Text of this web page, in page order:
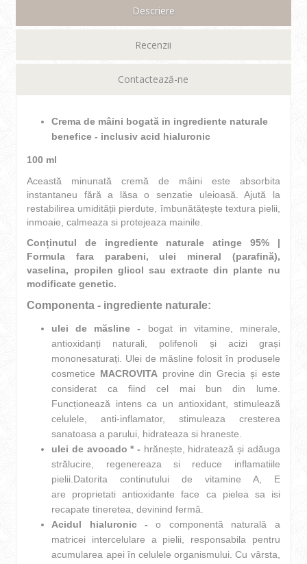
Descriere
Recenzii
Contactează-ne
Crema de mâini bogată in ingrediente naturale
benefice - inclusiv acid hialuronic
100 ml
Această minunată cremă de mâini este absorbita
instantaneu fără a lăsa o senzatie uleioasă. Ajută la
restabilirea umidității pierdute, îmbunătățește textura pielii,
inmoaie, calmeaza si protejeaza mainile.
Conținutul de ingrediente naturale atinge 95% |
Formula fara parabeni, ulei mineral (parafină),
vaselina, propilen glicol sau extracte din plante nu
modificate genetic.
Componenta - ingrediente naturale:
ulei de măsline - bogat in vitamine, minerale,
antioxidanți naturali, polifenoli și acizi grași
mononesaturați. Ulei de măsline folosit în produsele
cosmetice MACROVITA provine din Grecia și este
considerat ca fiind cel mai bun din lume.
Funcționează intens ca un antioxidant, stimulează
celulele, anti-inflamator, stimuleaza cresterea
sanatoasa a parului, hidrateaza si hraneste.
ulei de avocado * - hrănește, hidratează și adăuga
strălucire, regenereaza si reduce inflamatiile
pielii.Datorita continutului de vitamine A, E
are proprietati antioxidante face ca pielea sa isi
recapate tineretea, devinind fermă.
Acidul hialuronic - o componentă naturală a
matricei intercelulare a pielii, responsabila pentru
acumularea apei în celulele organismului. Cu vârsta,